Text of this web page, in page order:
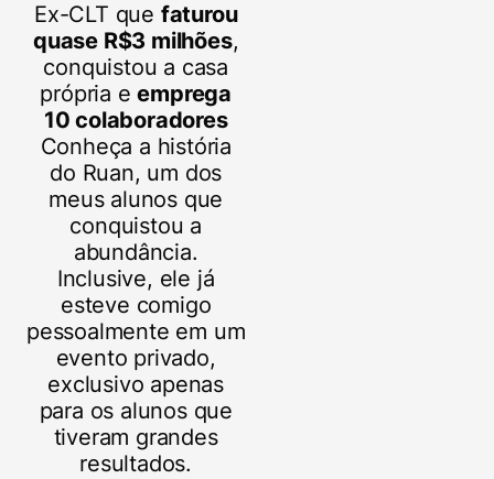
Ex-CLT que faturou
quase R$3 milhões,
conquistou a casa
própria eemprega
10 colaboradores
Conheça a história
do Ruan, um dos
meus alunos que
conquistou a
abundância.
Inclusive, ele já
esteve comigo
pessoalmente em um
evento privado,
exclusivo apenas
para os alunos que
tiveram grandes
resultados.